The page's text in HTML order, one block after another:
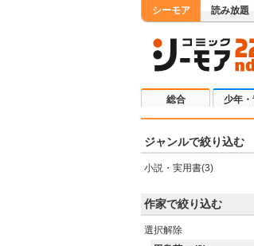
シーモア 読み放題
総合 少年
ジャンルで絞り込む
小説・実用書(3)
作家で絞り込む
選択解除